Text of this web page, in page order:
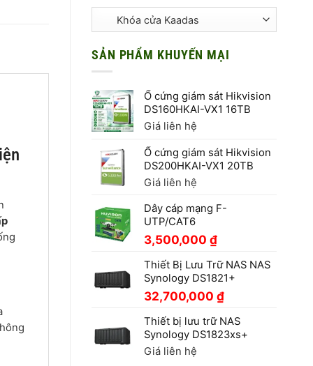
SẢN PHẨM KHUYẾN MẠI
Ổ cứng giám sát Hikvision
DS160HKAI-VX1 16TB
Giá liên hệ
Ổ cứng giám sát Hikvision
DS200HKAI-VX1 20TB
Giá liên hệ
Dây cáp mạng F-
UTP/CAT6
3,500,000 ₫
Thiết Bị Lưu Trữ NAS NAS
Synology DS1821+
32,700,000 ₫
Thiết bị lưu trữ NAS
Synology DS1823xs+
Giá liên hệ